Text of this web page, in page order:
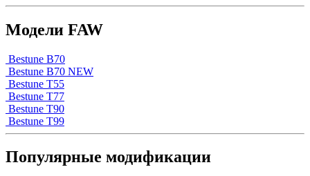
Модели FAW
Bestune B70
Bestune B70 NEW
Bestune T55
Bestune T77
Bestune T90
Bestune T99
Популярные модификации